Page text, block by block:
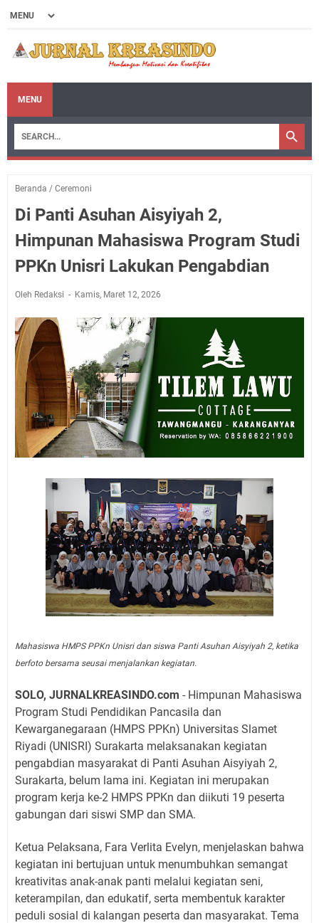
MENU
Beranda / Ceremoni
Di Panti Asuhan Aisyiyah 2,
Himpunan Mahasiswa Program Studi
PPKn Unisri Lakukan Pengabdian
Oleh Redaksi Kamis, Maret 12, 2026
Mahasiswa HMPS PPKn Unisri dan siswa Panti Asuhan Aisyiyah 2, ketika
berfoto bersama seusai menjalankan kegiatan.
SOLO, JURNALKREASINDO.com - Himpunan Mahasiswa
Program Studi Pendidikan Pancasila dan
Kewarganegaraan (HMPS PPKn) Universitas Slamet
Riyadi (UNISRI) Surakarta melaksanakan kegiatan
pengabdian masyarakat di Panti Asuhan Aisyiyah 2,
Surakarta, belum lama ini. Kegiatan ini merupakan
program kerja ke-2 HMPS PPKn dan diikuti 19 peserta
gabungan dari siswi SMP dan SMA.
Ketua Pelaksana, Fara Verlita Evelyn, menjelaskan bahwa
kegiatan ini bertujuan untuk menumbuhkan semangat
kreativitas anak-anak panti melalui kegiatan seni,
keterampilan, dan edukatif, serta membentuk karakter
peduli sosial di kalangan peserta dan masyarakat. Tema